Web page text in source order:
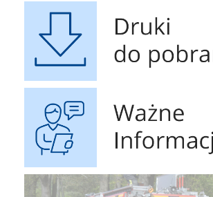
Obrona Cywilna